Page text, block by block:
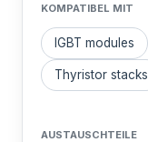
KOMPATIBEL MIT
IGBT modules
Thyristor stacks
AUSTAUSCHTEILE